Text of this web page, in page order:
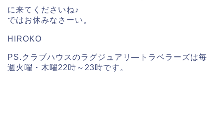
に来てくださいね♪
ではお休みなさーい。
HIROKO
PS.クラブハウスのラグジュアリ―トラベラーズは毎
週火曜・木曜22時～23時です。